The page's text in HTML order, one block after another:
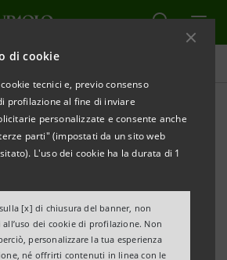
di cookie
tecnici e, previo consenso
profilazione al fine di inviare
personalizzate e consente anche
parti" (impostati da un sito web
L'uso dei cookie ha la durata di 1
[x] di chiusura del banner, non
all’uso dei cookie di profilazione. Non
personalizzare la tua esperienza
né offrirti contenuti in linea con le
digitale e AI
di crescita per il